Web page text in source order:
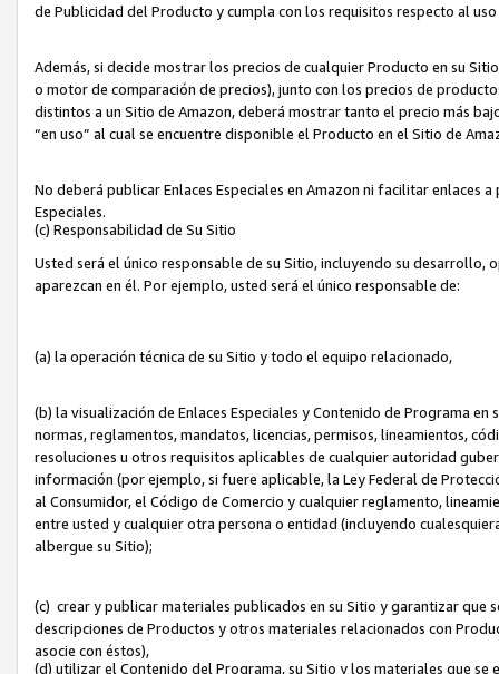
de Publicidad del Producto y cumpla con los requisitos respecto al uso
Además, si decide mostrar los precios de cualquier Producto en su
o motor de comparación de precios), junto con los precios de
distintos a un Sitio de Amazon, deberá mostrar tanto el precio más
“en uso” al cual se encuentre disponible el Producto en el Sitio de
No deberá publicar Enlaces Especiales en Amazon ni facilitar enlaces
Especiales.
(c) Responsabilidad de Su Sitio
Usted será el único responsable de su Sitio, incluyendo su
aparezcan en él. Por ejemplo, usted será el único responsable de:
(a) la operación técnica de su Sitio y todo el equipo relacionado,
(b) la visualización de Enlaces Especiales y Contenido de Programa
normas, reglamentos, mandatos, licencias, permisos, lineamientos,
resoluciones u otros requisitos aplicables de cualquier autoridad
información (por ejemplo, si fuere aplicable, la Ley Federal de
al Consumidor, el Código de Comercio y cualquier reglamento,
entre usted y cualquier otra persona o entidad (incluyendo
albergue su Sitio);
(c) crear y publicar materiales publicados en su Sitio y garantizar que
descripciones de Productos y otros materiales relacionados con
asocie con éstos),
(d) utilizar el Contenido del Programa, su Sitio y los materiales que se